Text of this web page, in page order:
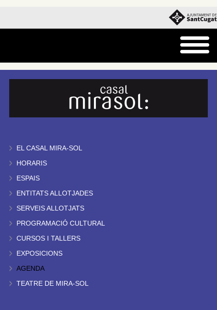
EL CASAL MIRA-SOL
HORARIS
ESPAIS
ENTITATS ALLOTJADES
SERVEIS ALLOTJATS
PROGRAMACIÓ CULTURAL
CURSOS I TALLERS
EXPOSICIONS
AGENDA
TEATRE DE MIRA-SOL